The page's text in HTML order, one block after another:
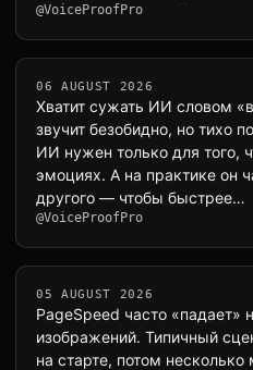
@VoiceProofPro
06 AUGUST 2026
Хватит сужать ИИ словом
звучит безобидно, но тихо
ИИ нужен только для того,
эмоциях. А на практике он
другого — чтобы быстрее…
@VoiceProofPro
05 AUGUST 2026
PageSpeed часто «падает»
изображений. Типичный
на старте, потом